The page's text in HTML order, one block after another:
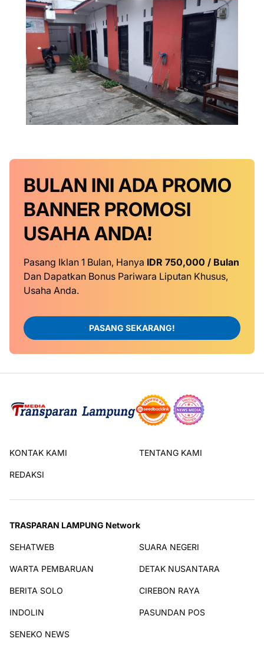
BULAN INI ADA PROMO
BANNER PROMOSI
USAHA ANDA!
Pasang Iklan 1 Bulan, Hanya IDR 750,000 / Bulan
Dan Dapatkan Bonus Pariwara Liputan Khusus,
Usaha Anda.
PASANG SEKARANG!
KONTAK KAMI TENTANG KAMI
REDAKSI
TRASPARAN LAMPUNG Network
SEHATWEB SUARA NEGERI
WARTA PEMBARUAN DETAK NUSANTARA
BERITA SOLO CIREBON RAYA
INDOLIN PASUNDAN POS
SENEKO NEWS